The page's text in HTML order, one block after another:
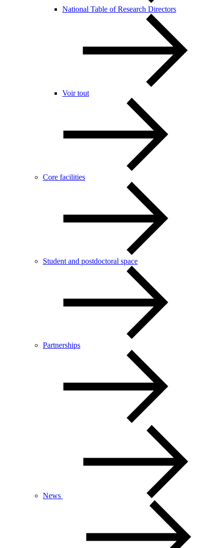
National Table of Research Directors
Voir tout
Core facilities
Student and postdoctoral space
Partnerships
News